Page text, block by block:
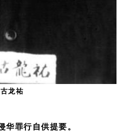
龙祐
华罪行自供提要。